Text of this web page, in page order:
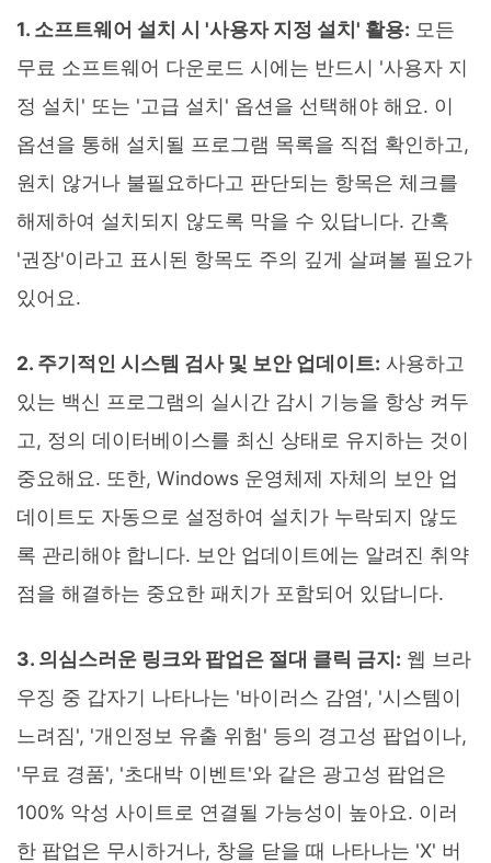
1. 소프트웨어 설치 시 '사용자 지정 설치' 활용: 모든
무료 소프트웨어 다운로드 시에는 반드시 '사용자 지
정 설치' 또는 '고급 설치' 옵션을 선택해야 해요. 이
옵션을 통해 설치될 프로그램 목록을 직접 확인하고,
원치 않거나 불필요하다고 판단되는 항목은 체크를
해제하여 설치되지 않도록 막을 수 있답니다. 간혹
'권장'이라고 표시된 항목도 주의 깊게 살펴볼 필요가
있어요.
2. 주기적인 시스템 검사 및 보안 업데이트: 사용하고
있는 백신 프로그램의 실시간 감시 기능을 항상 켜두
고, 정의 데이터베이스를 최신 상태로 유지하는 것이
중요해요. 또한, Windows 운영체제 자체의 보안 업
데이트도 자동으로 설정하여 설치가 누락되지 않도
록 관리해야 합니다. 보안 업데이트에는 알려진 취약
점을 해결하는 중요한 패치가 포함되어 있답니다.
3. 의심스러운 링크와 팝업은 절대 클릭 금지: 웹 브라
우징 중 갑자기 나타나는 '바이러스 감염', '시스템이
느려짐', '개인정보 유출 위험' 등의 경고성 팝업이나,
'무료 경품', '초대박 이벤트'와 같은 광고성 팝업은
100% 악성 사이트로 연결될 가능성이 높아요. 이러
한 팝업은 무시하거나, 창을 닫을 때 나타나는 'X' 버